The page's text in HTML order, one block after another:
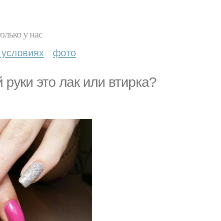
у нас
фото
это лак или втирка?